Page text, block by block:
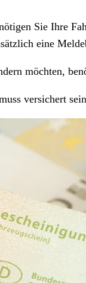
Sie Ihre
eine
möchten,
versichert